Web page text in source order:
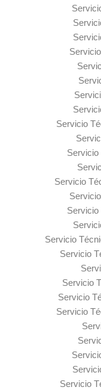
Servicio
Servicio
Servicio
Servicio
Servicio
Servicio
Servicio
Servicio
Servicio